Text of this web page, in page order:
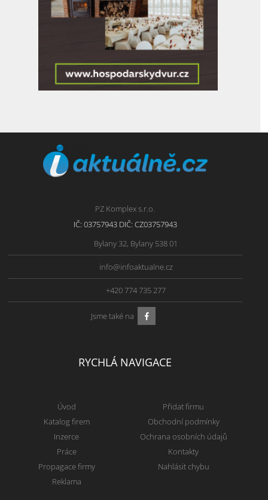
PZ Komplex s.r.o.
IČ: 03757943 DIČ: CZ03757943
Bylany 32, Bylany 538 01
info@infoaktualne.cz
+420 774 735 277
Jsme také na
RYCHLÁ NAVIGACE
Úvod
Katalog firem
Inzerce
Práce
Propagace firmy
Reklama
Přidat firmu
Obchodní podmínky
Ochrana osobních údajů
Kontakty
Nahlásit chybu